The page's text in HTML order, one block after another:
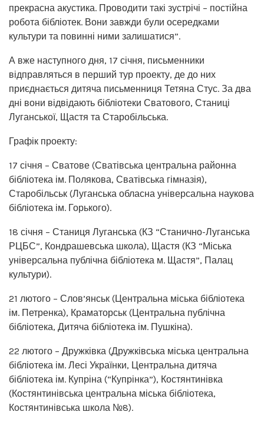
прекрасна акустика. Проводити такі зустрічі – постійна
робота бібліотек. Вони завжди були осередками
культури та повинні ними залишатися”.
А вже наступного дня, 17 січня, письменники
відправляться в перший тур проекту, де до них
приєднається дитяча письменниця Тетяна Стус. За два
дні вони відвідають бібліотеки Сватового, Станиці
Луганської, Щастя та Старобільська.
Графік проекту:
17 січня – Сватове (Сватівська центральна районна
бібліотека ім. Полякова, Сватівська гімназія),
Старобільськ (Луганська обласна універсальна наукова
бібліотека ім. Горького).
18 січня – Станиця Луганська (КЗ “Станично-Луганська
РЦБС”, Кондрашевська школа), Щастя (КЗ “Міська
універсальна публічна бібліотека м. Щастя”, Палац
культури).
21 лютого – Слов’янськ (Центральна міська бібліотека
ім. Петренка), Краматорськ (Центральна публічна
бібліотека, Дитяча бібліотека ім. Пушкіна).
22 лютого – Дружківка (Дружківська міська центральна
бібліотека ім. Лесі Українки, Центральна дитяча
бібліотека ім. Купріна (“Купрінка”), Костянтинівка
(Костянтинівська центральна міська бібліотека,
Костянтинівська школа №8).